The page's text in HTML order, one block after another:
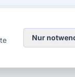
Nur